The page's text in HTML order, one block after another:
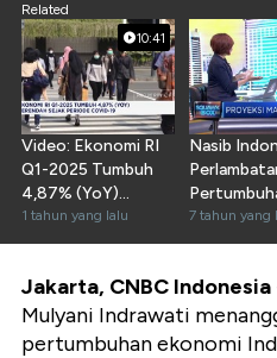
Related
10:41
Video: Ekonomi RI
Q1-2025 Tumbuh
4,87% (YoY)
Terendah Sejak
Covid-19
1 tahun yang lalu
Nasib
Ekonomi
7 tahun yang
Jakarta, CNBC Indonesia
Mulyani Indrawati
pertumbuhan ekonomi